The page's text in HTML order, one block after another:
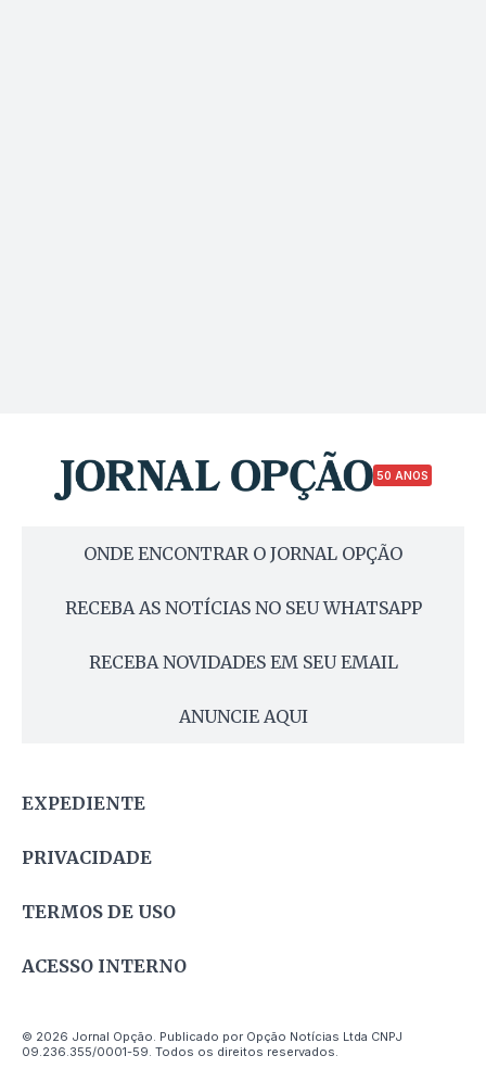
50 ANOS
ONDE ENCONTRAR O JORNAL OPÇÃO
RECEBA AS NOTÍCIAS NO SEU WHATSAPP
RECEBA NOVIDADES EM SEU EMAIL
ANUNCIE AQUI
EXPEDIENTE
PRIVACIDADE
TERMOS DE USO
ACESSO INTERNO
© 2026 Jornal Opção. Publicado por Opção Notícias Ltda CNPJ
09.236.355/0001-59. Todos os direitos reservados.